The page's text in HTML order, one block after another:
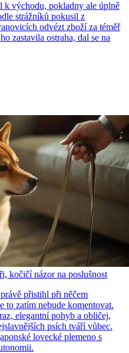
k východu, pokladny ale úplně
strážníků pokusil z
odvézt zboží za téměř
zastavila ostraha, dal se na
kočičí názor na poslušnost
přistihl při něčem
to zatím nebude komentovat.
elegantní pohyb a obličej,
psích tváří vůbec.
lovecké plemeno s